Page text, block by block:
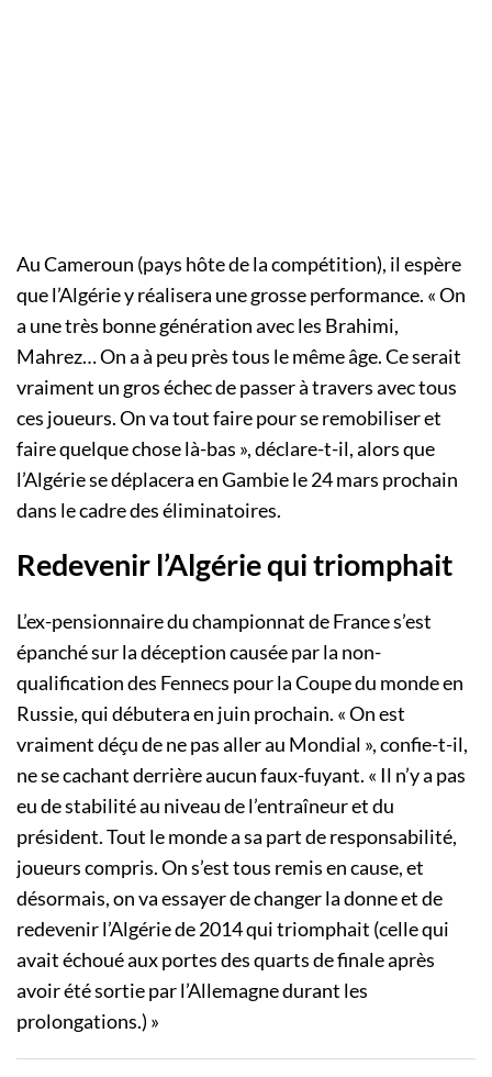
Au Cameroun (pays hôte de la compétition), il espère
que l’Algérie y réalisera une grosse performance. « On
a une très bonne génération avec les Brahimi,
Mahrez… On a à peu près tous le même âge. Ce serait
vraiment un gros échec de passer à travers avec tous
ces joueurs. On va tout faire pour se remobiliser et
faire quelque chose là-bas », déclare-t-il, alors que
l’Algérie se déplacera en Gambie le 24 mars prochain
dans le cadre des éliminatoires.
Redevenir l’Algérie qui triomphait
L’ex-pensionnaire du championnat de France s’est
épanché sur la déception causée par la non-
qualification des Fennecs pour la Coupe du monde en
Russie, qui débutera en juin prochain. « On est
vraiment déçu de ne pas aller au Mondial », confie-t-il,
ne se cachant derrière aucun faux-fuyant. « Il n’y a pas
eu de stabilité au niveau de l’entraîneur et du
président. Tout le monde a sa part de responsabilité,
joueurs compris. On s’est tous remis en cause, et
désormais, on va essayer de changer la donne et de
redevenir l’Algérie de 2014 qui triomphait (celle qui
avait échoué aux portes des quarts de finale après
avoir été sortie par l’Allemagne durant les
prolongations.) »